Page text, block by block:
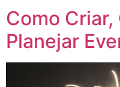
Como
Planejar